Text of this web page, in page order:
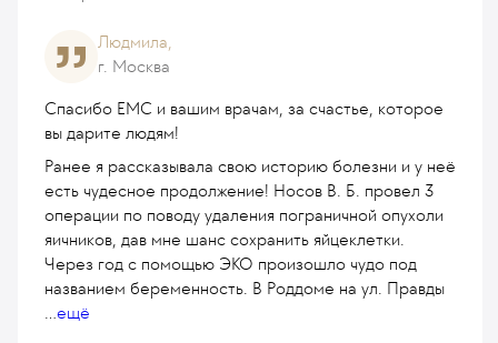
Людмила,
г. Москва
Спасибо ЕМС и вашим врачам, за счастье, которое
вы дарите людям!
Ранее я рассказывала свою историю болезни и у неё
есть чудесное продолжение! Носов В. Б. провел 3
операции по поводу удаления пограничной опухоли
яичников, дав мне шанс сохранить яйцеклетки.
Через год с помощью ЭКО произошло чудо под
названием беременность. В Роддоме на ул. Правды
...ещё